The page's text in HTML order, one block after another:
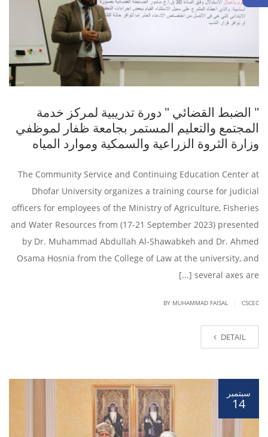
" الضبط القضائي " دورة تدريبية لمركز خدمة
المجتمع والتعليم المستمر بجامعة ظفار لموظفي
وزارة الثروة الزراعية والسمكية وموارد المياه
The Community Service and Continuing Education Center at
Dhofar University organizes a training course for judicial
officers for employees of the Ministry of Agriculture, Fisheries
and Water Resources from (17-21 September 2023) presented
by Dr. Muhammad Abdullah Al-Shawabkeh and Dr. Ahmed
Osama Hosnia from the College of Law at the university, and
several axes are [...]
BY MUHAMMAD FAISAL CSCEC
DETAIL
سبتمبر
14